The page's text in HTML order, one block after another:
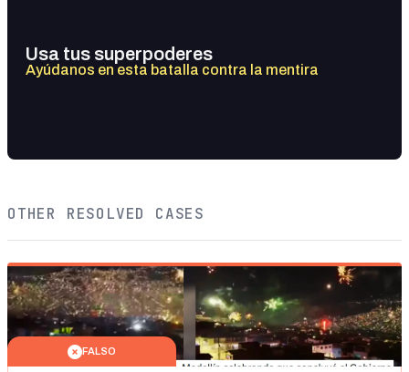
Usa tus superpoderes
Ayúdanos en esta batalla contra la mentira
OTHER RESOLVED CASES
FALSO